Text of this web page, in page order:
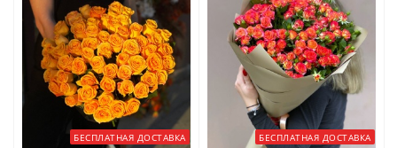
БЕСПЛАТНАЯ ДОСТАВКА БЕСПЛАТНАЯ ДОСТАВКА